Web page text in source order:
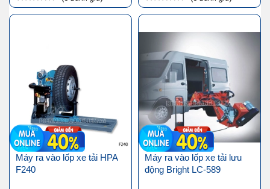
Máy ra vào lốp xe tải HPA
F240
Máy ra vào lốp xe tải lưu
động Bright LC-589